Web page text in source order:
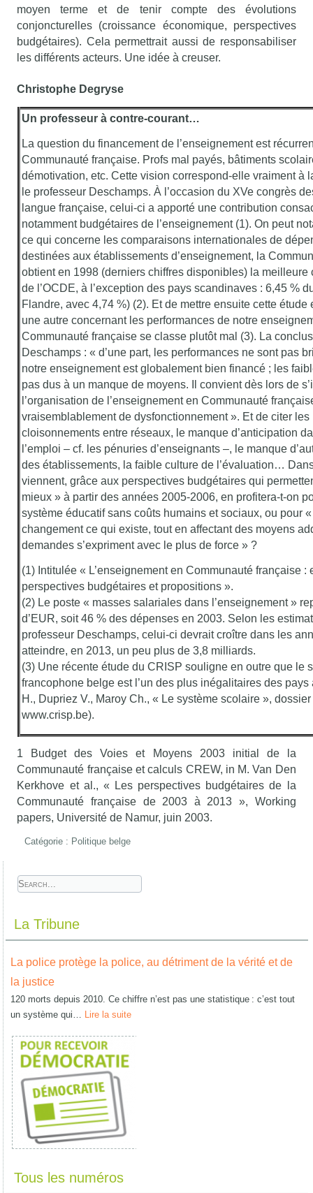
moyen terme et de tenir compte des évolutions
conjoncturelles (croissance économique, perspectives
budgétaires). Cela permettrait aussi de responsabiliser
les différents acteurs. Une idée à creuser.
Christophe Degryse
Un professeur à contre-courant…
La question du financement de l’enseignement est
Communauté française. Profs mal payés, bâtiments
démotivation, etc. Cette vision correspond-elle vraiment à
le professeur Deschamps. À l’occasion du XVe congrès
langue française, celui-ci a apporté une contribution
notamment budgétaires de l’enseignement (1). On peut
ce qui concerne les comparaisons internationales de
destinées aux établissements d’enseignement, la
obtient en 1998 (derniers chiffres disponibles) la meilleure
de l’OCDE, à l’exception des pays scandinaves : 6,45 %
Flandre, avec 4,74 %) (2). Et de mettre ensuite cette
une autre concernant les performances de notre
Communauté française se classe plutôt mal (3). La
Deschamps : « d’une part, les performances ne sont pas
notre enseignement est globalement bien financé ; les
pas dus à un manque de moyens. Il convient dès lors de
l’organisation de l’enseignement en Communauté
vraisemblablement de dysfonctionnement ». Et de citer
cloisonnements entre réseaux, le manque d’anticipation
l’emploi – cf. les pénuries d’enseignants –, le manque
des établissements, la faible culture de l’évaluation…
viennent, grâce aux perspectives budgétaires qui
mieux » à partir des années 2005-2006, en profitera-t-on
système éducatif sans coûts humains et sociaux, ou pour
changement ce qui existe, tout en affectant des moyens
demandes s’expriment avec le plus de force » ?
(1) Intitulée « L’enseignement en Communauté française :
perspectives budgétaires et propositions ».
(2) Le poste « masses salariales dans l’enseignement »
d’EUR, soit 46 % des dépenses en 2003. Selon les
professeur Deschamps, celui-ci devrait croître dans les
atteindre, en 2013, un peu plus de 3,8 milliards.
(3) Une récente étude du CRISP souligne en outre que le
francophone belge est l’un des plus inégalitaires des
H., Dupriez V., Maroy Ch., « Le système scolaire »,
www.crisp.be).
1 Budget des Voies et Moyens 2003 initial de la
Communauté française et calculs CREW, in M. Van Den
Kerkhove et al., « Les perspectives budgétaires de la
Communauté française de 2003 à 2013 », Working
papers, Université de Namur, juin 2003.
Catégorie : Politique belge
La Tribune
La police protège la police, au détriment de la vérité et de
la justice
120 morts depuis 2010. Ce chiffre n’est pas une statistique : c’est tout
un système qui… Lire la suite
Tous les numéros